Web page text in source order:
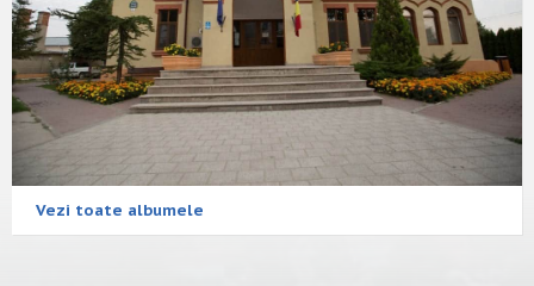
Vezi toate albumele